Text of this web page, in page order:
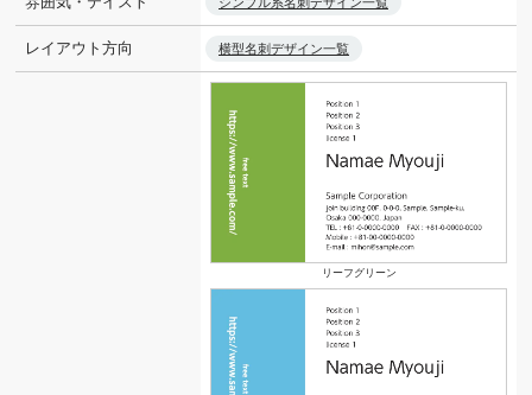
レイアウト方向 横型名刺デザイン一覧
リーフグリーン